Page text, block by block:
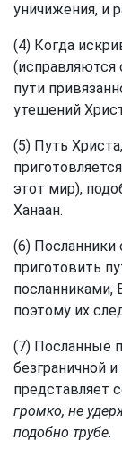
уничижения, и
(4) Когда
пути
утешений
(5) Путь
этот мир),
Ханаан.
(6) Посланники
приготовить
посланниками,
поэтому их
(7) Посланные
безграничной
представляет
громко, не
подобно трубе.